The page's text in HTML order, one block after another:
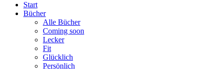
Start
Bücher
Alle Bücher
Coming soon
Lecker
Fit
Glücklich
Persönlich